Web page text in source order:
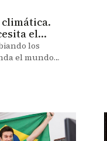
el
los
el mundo